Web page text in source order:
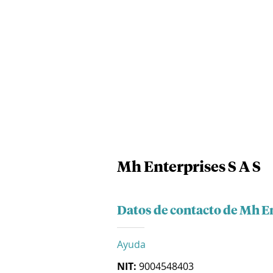
Mh Enterprises S A S
Datos de contacto de Mh
Ayuda
NIT: 9004548403